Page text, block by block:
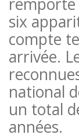
six
compte
arrivée.
national
un total
années.